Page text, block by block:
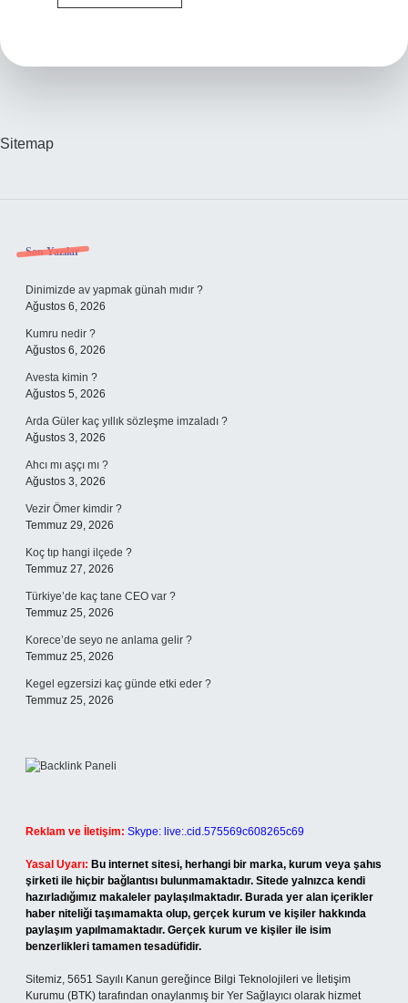
En
Sitemap
Sidebar
Son Yazılar
Dinimizde av yapmak günah mıdır ?
Ağustos 6, 2026
Kumru nedir ?
Ağustos 6, 2026
Avesta kimin ?
Ağustos 5, 2026
Arda Güler kaç yıllık sözleşme imzaladı ?
Ağustos 3, 2026
Ahcı mı aşçı mı ?
Ağustos 3, 2026
Vezir Ömer kimdir ?
Temmuz 29, 2026
Koç tıp hangi ilçede ?
Temmuz 27, 2026
Türkiye’de kaç tane CEO var ?
Temmuz 25, 2026
Korece’de seyo ne anlama gelir ?
Temmuz 25, 2026
Kegel egzersizi kaç günde etki eder ?
Temmuz 25, 2026
Reklam ve İletişim: Skype: live:.cid.575569c608265c69
Yasal Uyarı: Bu internet sitesi, herhangi bir marka, kurum veya şahıs
şirketi ile hiçbir bağlantısı bulunmamaktadır. Sitede yalnızca kendi
hazırladığımız makaleler paylaşılmaktadır. Burada yer alan içerikler
haber niteliği taşımamakta olup, gerçek kurum ve kişiler hakkında
paylaşım yapılmamaktadır. Gerçek kurum ve kişiler ile isim
benzerlikleri tamamen tesadüfidir.
Sitemiz, 5651 Sayılı Kanun gereğince Bilgi Teknolojileri ve İletişim
Kurumu (BTK) tarafından onaylanmış bir Yer Sağlayıcı olarak hizmet